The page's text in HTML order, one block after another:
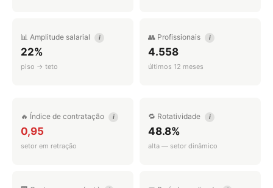
📊 Amplitude salarial i
22%
piso → teto
👥 Profissionais i
4.558
últimos 12 meses
🔥 Índice de contratação i
0,95
setor em retração
🔁 Rotatividade i
48.8%
alta — setor dinâmico